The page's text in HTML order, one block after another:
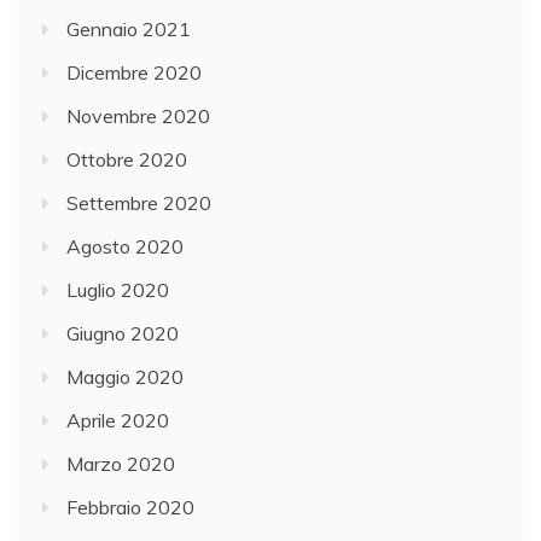
Gennaio 2021
Dicembre 2020
Novembre 2020
Ottobre 2020
Settembre 2020
Agosto 2020
Luglio 2020
Giugno 2020
Maggio 2020
Aprile 2020
Marzo 2020
Febbraio 2020